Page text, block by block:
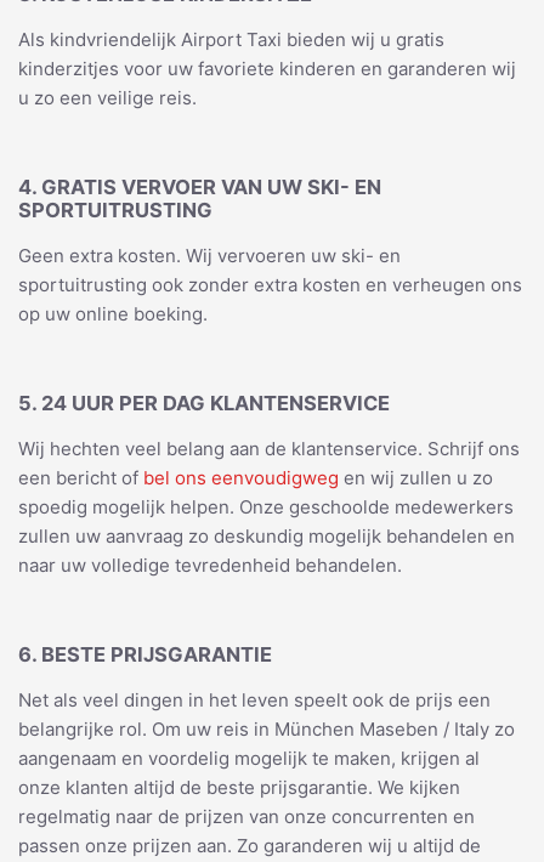
Als kindvriendelijk Airport Taxi bieden wij u gratis
kinderzitjes voor uw favoriete kinderen en garanderen wij
u zo een veilige reis.
4. GRATIS VERVOER VAN UW SKI- EN
SPORTUITRUSTING
Geen extra kosten. Wij vervoeren uw ski- en
sportuitrusting ook zonder extra kosten en verheugen ons
op uw online boeking.
5. 24 UUR PER DAG KLANTENSERVICE
Wij hechten veel belang aan de klantenservice. Schrijf ons
een bericht of bel ons eenvoudigweg en wij zullen u zo
spoedig mogelijk helpen. Onze geschoolde medewerkers
zullen uw aanvraag zo deskundig mogelijk behandelen en
naar uw volledige tevredenheid behandelen.
6. BESTE PRIJSGARANTIE
Net als veel dingen in het leven speelt ook de prijs een
belangrijke rol. Om uw reis in München Maseben / Italy zo
aangenaam en voordelig mogelijk te maken, krijgen al
onze klanten altijd de beste prijsgarantie. We kijken
regelmatig naar de prijzen van onze concurrenten en
passen onze prijzen aan. Zo garanderen wij u altijd de